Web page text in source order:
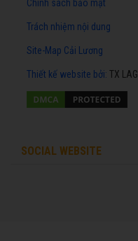
Chính sách bảo mật
Trách nhiệm nội dung
Site-Map Cải Lương
Thiết kế website bởi: TX LAGI
SOCIAL WEBSITE